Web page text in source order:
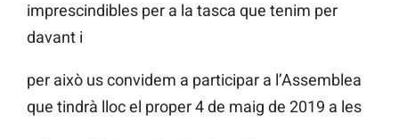
imprescindibles per a la tasca que tenim per
davant i
per això us convidem a participar a l’Assemblea
que tindrà lloc el proper 4 de maig de 2019 a les